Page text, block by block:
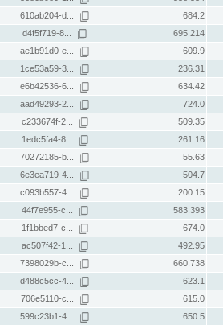
610ab204-d... 684.2
d4f5f719-8... 695.214
ae1b91d0-e... 609.9
1ce53a59-3... 236.31
e6b42536-6... 634.42
aad49293-2... 724.0
c233674f-2... 509.35
1edc5fa4-8... 261.16
70272185-b... 55.63
6e3ea719-4... 504.7
c093b557-4... 200.15
44f7e955-c... 583.393
1f1bbed7-c... 674.0
ac507f42-1... 492.95
7398029b-c... 660.738
d488c5cc-4... 623.1
706e5110-c... 615.0
599c23b1-4... 650.5